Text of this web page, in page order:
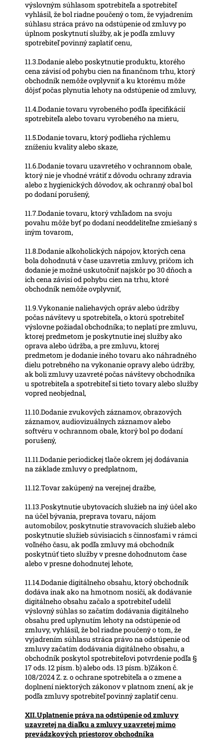
výslovným súhlasom spotrebiteľa a spotrebiteľ
vyhlásil, že bol riadne poučený o tom, že vyjadrením
súhlasu stráca právo na odstúpenie od zmluvy po
úplnom poskytnutí služby, ak je podľa zmluvy
spotrebiteľ povinný zaplatiť cenu,
11.3.Dodanie alebo poskytnutie produktu, ktorého
cena závisí od pohybu cien na finančnom trhu, ktorý
obchodník nemôže ovplyvniť a ku ktorému môže
dôjsť počas plynutia lehoty na odstúpenie od zmluvy,
11.4.Dodanie tovaru vyrobeného podľa špecifikácií
spotrebiteľa alebo tovaru vyrobeného na mieru,
11.5.Dodanie tovaru, ktorý podlieha rýchlemu
zníženiu kvality alebo skaze,
11.6.Dodanie tovaru uzavretého v ochrannom obale,
ktorý nie je vhodné vrátiť z dôvodu ochrany zdravia
alebo z hygienických dôvodov, ak ochranný obal bol
po dodaní porušený,
11.7.Dodanie tovaru, ktorý vzhľadom na svoju
povahu môže byť po dodaní neoddeliteľne zmiešaný s
iným tovarom,
11.8.Dodanie alkoholických nápojov, ktorých cena
bola dohodnutá v čase uzavretia zmluvy, pričom ich
dodanie je možné uskutočniť najskôr po 30 dňoch a
ich cena závisí od pohybu cien na trhu, ktoré
obchodník nemôže ovplyvniť,
11.9.Vykonanie naliehavých opráv alebo údržby
počas návštevy u spotrebiteľa, o ktorú spotrebiteľ
výslovne požiadal obchodníka; to neplatí pre zmluvu,
ktorej predmetom je poskytnutie inej služby ako
oprava alebo údržba, a pre zmluvu, ktorej
predmetom je dodanie iného tovaru ako náhradného
dielu potrebného na vykonanie opravy alebo údržby,
ak boli zmluvy uzavreté počas návštevy obchodníka
u spotrebiteľa a spotrebiteľ si tieto tovary alebo služby
vopred neobjednal,
11.10.Dodanie zvukových záznamov, obrazových
záznamov, audiovizuálnych záznamov alebo
softvéru v ochrannom obale, ktorý bol po dodaní
porušený,
11.11.Dodanie periodickej tlače okrem jej dodávania
na základe zmluvy o predplatnom,
11.12.Tovar zakúpený na verejnej dražbe,
11.13.Poskytnutie ubytovacích služieb na iný účel ako
na účel bývania, preprava tovaru, nájom
automobilov, poskytnutie stravovacích služieb alebo
poskytnutie služieb súvisiacich s činnosťami v rámci
voľného času, ak podľa zmluvy má obchodník
poskytnúť tieto služby v presne dohodnutom čase
alebo v presne dohodnutej lehote,
11.14.Dodanie digitálneho obsahu, ktorý obchodník
dodáva inak ako na hmotnom nosiči, ak dodávanie
digitálneho obsahu začalo a spotrebiteľ udelil
výslovný súhlas so začatím dodávania digitálneho
obsahu pred uplynutím lehoty na odstúpenie od
zmluvy, vyhlásil, že bol riadne poučený o tom, že
vyjadrením súhlasu stráca právo na odstúpenie od
zmluvy začatím dodávania digitálneho obsahu, a
obchodník poskytol spotrebiteľovi potvrdenie podľa §
17 ods. 12 písm. b) alebo ods. 13 písm. b)Zákon č.
108/2024 Z. z. o ochrane spotrebiteľa a o zmene a
doplnení niektorých zákonov v platnom znení, ak je
podľa zmluvy spotrebiteľ povinný zaplatiť cenu.
XII.Uplatnenie práva na odstúpenie od zmluvy
uzavretej na diaľku a zmluvy uzavretej mimo
prevádzkových priestorov obchodníka